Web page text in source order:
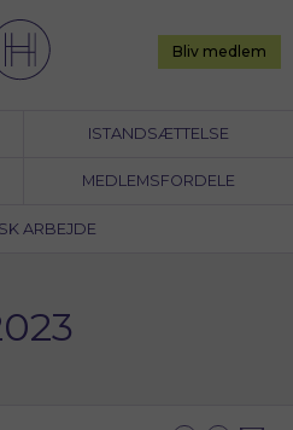
ISTANDSÆTTELSE
MEDLEMSFORDELE
ARBEJDE
Bliv medlem